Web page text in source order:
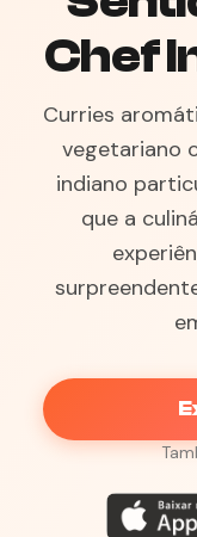
Chef
Curries
vegetariano
indiano
que a